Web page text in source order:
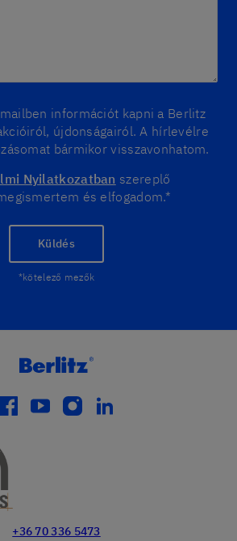
információt kapni a Berlitz
újdonságairól. A hírlevélre
bármikor visszavonhatom.
Nyilatkozatban szereplő
és elfogadom.*
Küldés
*kötelező mezők
youtube
instagram
linkedin
+36 70 336 5473